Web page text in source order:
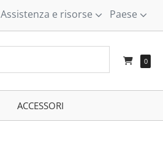
Assistenza e risorse Paese
0
ACCESSORI